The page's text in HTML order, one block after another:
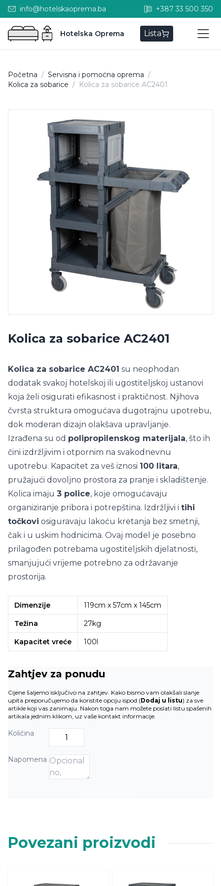
info@hotelskaoprema.ba +387 33 500 350
Hotelska Oprema Lista
Početna / Servisna i pomoćna oprema /
Kolica za sobarice / Kolica za sobarice AC2401
Kolica za sobarice AC2401
Kolica za sobarice AC2401 su neophodan
dodatak svakoj hotelskoj ili ugostiteljskoj ustanovi
koja želi osigurati efikasnost i praktičnost. Njihova
čvrsta struktura omogućava dugotrajnu upotrebu,
dok moderan dizajn olakšava upravljanje.
Izrađena su od polipropilenskog materijala, što ih
čini izdržljivim i otpornim na svakodnevnu
upotrebu. Kapacitet za veš iznosi 100 litara,
pružajući dovoljno prostora za pranje i skladištenje.
Kolica imaju 3 police, koje omogućavaju
organiziranje pribora i potrepština. Izdržljivi i tihi
točkovi osiguravaju lakoću kretanja bez smetnji,
čak i u uskim hodnicima. Ovaj model je posebno
prilagođen potrebama ugostiteljskih djelatnosti,
smanjujući vrijeme potrebno za održavanje
prostorija.
Dimenzije 119cm x 57cm x 145cm
Težina 27kg
Kapacitet vreće 100l
Zahtjev za ponudu
Cijene šaljemo isključivo na zahtjev. Kako bismo vam olakšali slanje
upita preporučujemo da koristite opciju ispod (Dodaj u listu) za sve
artikle koji vas zanimaju. Nakon toga nam možete poslati listu spašenih
artikala jednim klikom, uz vaše kontakt informacije.
Količina
Napomena
Povezani proizvodi